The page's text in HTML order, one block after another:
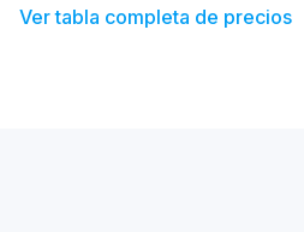
Ver tabla completa de precios